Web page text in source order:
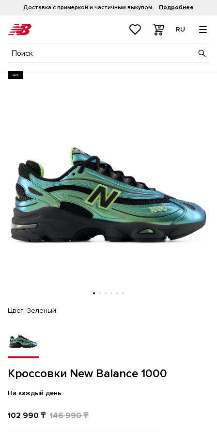
Доставка с примеркой и частичным выкупом. Подробнее
RU
SALE
Кроссовки New Balance 1000
На каждый день
102 990 ₸ 146 990 ₸
Цвет: Зеленый